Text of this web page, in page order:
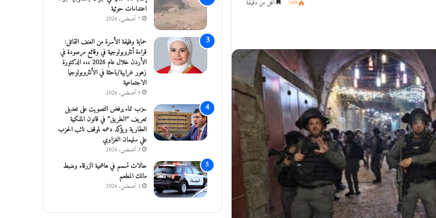
769 أقل من دقيقة
اعتداءات حوثية
7 أغسطس، 2026
حماية وظيفة الأسرة من العنف القاتل:
قراءة أنثروبولوجية في وقائع مرصودة في
الأردن خلال عام 2026 ،،، الدكتورة
زهور غرايبة/باحثة في الأنثروبولوجيا
الاجتماعية
5 أغسطس، 2026
حزب نماء يرفض التصويت على تعديل
تعريف “الطريق” في قانون الملكية
العقارية ويؤكد دعمه لموقف نائب الحزب
علي سليمان الغزاوي
3 أغسطس، 2026
حالات تسمم في هاشمية الزرقاء وضبط
مالك المطعم
1 أغسطس، 2026